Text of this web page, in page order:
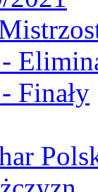
Finały